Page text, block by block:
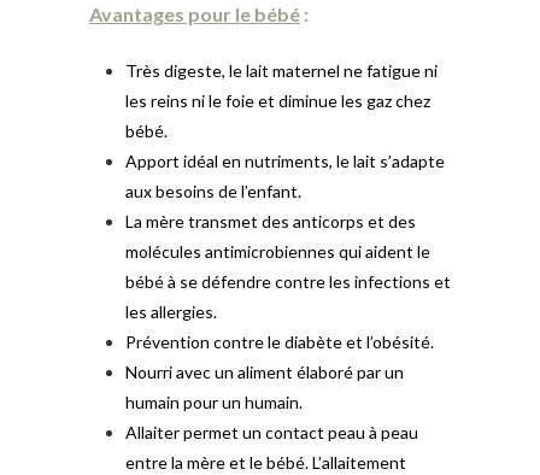
Avantages pour le bébé :
Très digeste, le lait maternel ne fatigue ni
les reins ni le foie et diminue les gaz chez
bébé.
Apport idéal en nutriments, le lait s’adapte
aux besoins de l’enfant.
La mère transmet des anticorps et des
molécules antimicrobiennes qui aident le
bébé à se défendre contre les infections et
les allergies.
Prévention contre le diabète et l’obésité.
Nourri avec un aliment élaboré par un
humain pour un humain.
Allaiter permet un contact peau à peau
entre la mère et le bébé. L’allaitement